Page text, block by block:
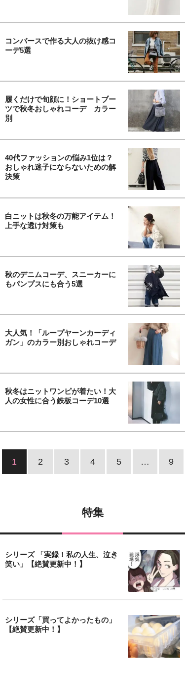
コンバースで作る大人の抜け感コ
ーデ5選
履くだけで旬顔に！ショートブー
ツで秋冬おしゃれコーデ カラー
別
40代ファッションの悩み1位は？
おしゃれ迷子にならないための解
決策
白ニットは秋冬の万能アイテム！
上手な透け対策も
秋のデニムコーデ、スニーカーに
もパンプスにも合う5選
大人気！「ループヤーンカーディ
ガン」のカラー別おしゃれコーデ
秋冬はニットワンピが着たい！大
人の女性に合う鉄板コーデ10選
1 2 3 4 5 … 9
特集
シリーズ 「実録！私の人生、泣き
笑い」【絶賛更新中！】
シリーズ「買ってよかったもの」
【絶賛更新中！】